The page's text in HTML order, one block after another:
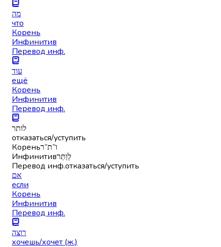
מה
что
Корень
Инфинитив
Перевод инф.
עוד
ещё
Корень
Инфинитив
Перевод инф.
לותר
отказаться/уступить
Кореньו־ת־ר
Инфинитивלְוַתֵּר
Перевод инф.отказаться/уступить
אם
если
Корень
Инфинитив
Перевод инф.
רוצה
хочешь/хочет (ж.)